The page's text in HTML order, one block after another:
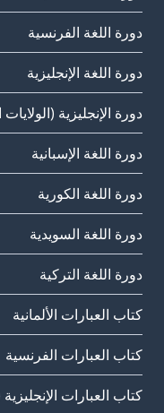
دورة اللغة الفرنسية
دورة اللغة الإنجليزية
دورة الإنجليزية
دورة اللغة الإسبانية
دورة اللغة الكورية
دورة اللغة السويدية
دورة اللغة التركية
كتاب العبارات الألمانية
كتاب العبارات الفرنسية
كتاب العبارات